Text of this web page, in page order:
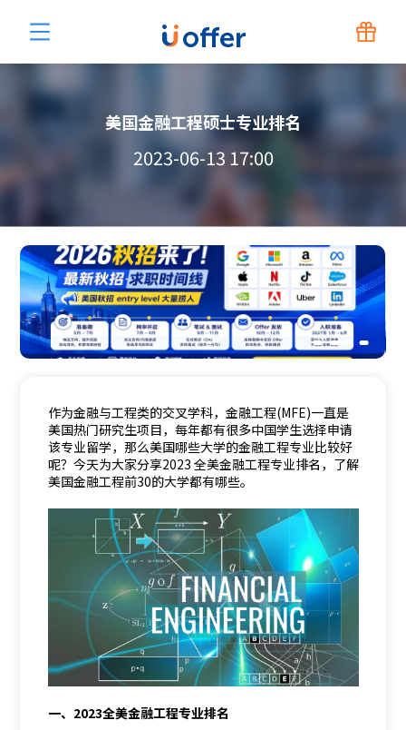
美国金融工程硕士专业排名
2023-06-13 17:00
作为金融与工程类的交叉学科，金融工程(MFE)一直是
美国热门研究生项目，每年都有很多中国学生选择申请
该专业留学，那么美国哪些大学的金融工程专业比较好
呢？今天为大家分享2023 全美金融工程专业排名，了解
美国金融工程前30的大学都有哪些。
一、2023全美金融工程专业排名